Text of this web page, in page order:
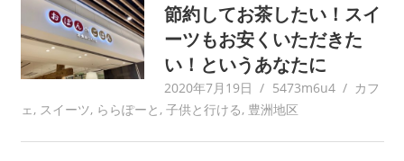
節約してお茶したい！スイ
ーツもお安くいただきた
い！というあなたに
2020年7月19日 5473m6u4
カフ
ェ, スイーツ, ららぽーと , 子供と行ける, 豊洲地区